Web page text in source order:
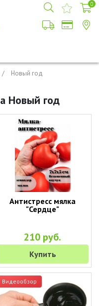
0
Новый год
Новый год
Антистресс мялка
"Сердце"
210 руб.
Купить
Видеообзор